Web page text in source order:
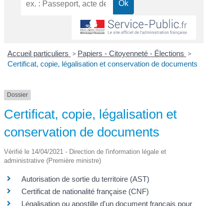
Accueil particuliers > Papiers - Citoyenneté - Élections >
Certificat, copie, légalisation et conservation de documents
Dossier
Certificat, copie, légalisation et
conservation de documents
Vérifié le 14/04/2021 - Direction de l'information légale et
administrative (Première ministre)
Autorisation de sortie du territoire (AST)
Certificat de nationalité française (CNF)
Légalisation ou apostille d'un document français pour